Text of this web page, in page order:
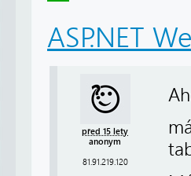
ASP.NET
před 15 lety
anonym
81.91.219.120